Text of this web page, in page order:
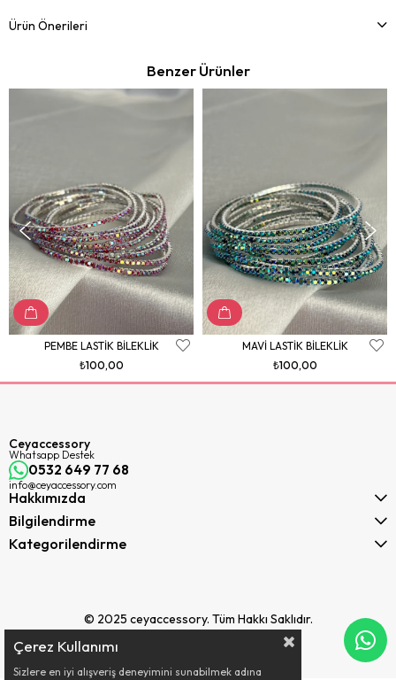
Ürün Önerileri
Benzer Ürünler
PEMBE LASTİK BİLEKLİK
₺100,00
MAVİ LASTİK BİLEKLİK
₺100,00
Ceyaccessory
Whatsapp Destek
0532 649 77 68
info@ceyaccessory.com
Hakkımızda
Bilgilendirme
Kategorilendirme
© 2025 ceyaccessory. Tüm Hakkı Saklıdır.
Çerez Kullanımı
Sizlere en iyi alışveriş deneyimini sunabilmek adına